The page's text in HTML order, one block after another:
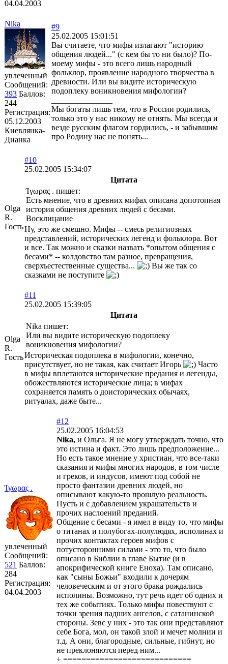
04.04.2003
Nika
увлеченный
Сообщений:
393 Баллов:
244
Регистрация:
05.12.2003
Киевлянка-
Дианка
#9
25.02.2005 15:01:51
Вы считаете, что мифы излагают "историю
общения людей..." (с кем бы то ни было)? По-
моему мифы - это всего лишь народный
фольклор, проявление народного творчества в
древности. Или вы видите историческую
подоплеку воникновения мифологии?
Мы богаты лишь тем, что в России родились,
только это у нас никому не отнять. Мы всегда и
везде русским флагом гордились, - и забывшим
про Родину нас не понять...
Olga
R.
Гость
#10
25.02.2005 15:34:07
Цитата
Ίγωρας . пишет:
Есть мнение, что в древних мифах описана допотопная
история общения древних людей с бесами.
Восклицание
Ну, это же смешно. Мифы -- смесь религиозных
представлений, исторических легенд и фольклора. Вот
и все. Так можно и сказки назвать *опытом общения с
бесами* -- колдовство там разное, превращения,
сверхъестественные существа...
Вы же так со
сказками не поступите
Olga
R.
Гость
#11
25.02.2005 15:39:05
Цитата
Nika пишет:
Или вы видите историческую подоплеку
воникновения мифологии?
Историческая подоплека в мифологии, конечно,
присутствует, но не такая, как считает Игорь
Часто
в мифы вплетаются исторические предания и легенды,
обожествляются исторические лица; в мифах
сохраняется память о доисторических обычаях,
ритуалах, даже быте...
Ίγωρας .
увлеченный
Сообщений:
521 Баллов:
284
Регистрация:
04.04.2003
#12
25.02.2005 16:04:53
Nika, и Ольга. Я не могу утверждать точно, что
это истина и факт. Это лишь предположение...
Но есть такое мнение у христиан, что все-таки
сказания и мифы многих народов, в том числе
и греков, и индусов, имеют под собой не
просто фантазии древних людей, но
описывают какую-то прошлую реальность.
Пусть и с добавлением украшательств и
прочих наслоений преданий.
Общение с бесами - я имел в виду то, что мифы
о титанах и полубогах-полулюдях, исполинах и
прочих контактах героев мифов с
потусторонними силами - это то, что было
описано в Библии в главе Бытие (и в
апокрифической книге Еноха). Там описано,
как "сыны Божьи" входили к дочерям
человеческим и от этого брака рождались
исполины. Возможно, тут речь идет об одних и
тех же событиях. Только мифы повествуют с
точки зрения падших ангелов, с сатанинской
стороны. Зевс у них - это так они представляют
себе Бога, мол, он такой злой и мечет молнии и
т.д. А они, благородные, сильные, гибнут, но
не преклоняются перед ним...
+ ============================